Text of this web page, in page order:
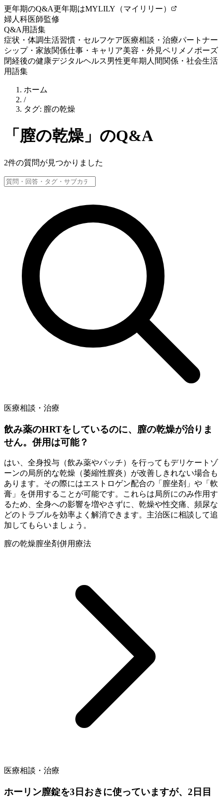
更年期のQ&A更年期はMYLILY（マイリリー）
婦人科医師監修
Q&A 用語集
症状・体調生活習慣・セルフケア医療相談・治療パートナー
シップ・家族関係仕事・キャリア美容・外見ペリメノポーズ
閉経後の健康デジタルヘルス男性更年期 人間関係・社会生活
用語集
ホーム
/
タグ: 膣の乾燥
「 膣の乾燥」のQ&A
2件の質問が見つかりました
医療相談・治療
飲み薬のHRTをしているのに、膣の乾燥が治りま
せん。併用は可能？
はい、全身投与（飲み薬やパッチ）を行ってもデリケートゾ
ーンの局所的な乾燥（萎縮性膣炎）が改善しきれない場合も
あります。その際にはエストロゲン配合の「膣坐剤」や「軟
膏」を併用することが可能です。これらは局所にのみ作用す
るため、全身への影響を増やさずに、乾燥や性交痛、頻尿な
どのトラブルを効率よく解消できます。主治医に相談して追
加してもらいましょう。
膣の乾燥膣坐剤併用療法
医療相談・治療
ホーリン膣錠を3日おきに使っていますが、2日目